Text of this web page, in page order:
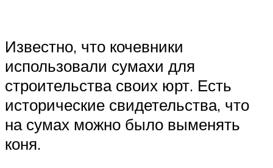
Известно, что кочевники
использовали сумахи для
строительства своих юрт. Есть
исторические свидетельства, что
на сумах можно было выменять
коня.